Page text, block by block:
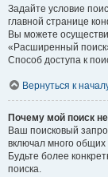
Задайте условие
главной странице
Вы можете
«Расширенный
Способ доступа к
Вернуться к
Почему мой поиск
Ваш поисковый
включал много общих
Будьте более
поиска.